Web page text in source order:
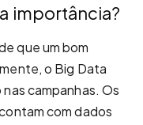
importância?
que um bom
o Big Data
campanhas. Os
com dados